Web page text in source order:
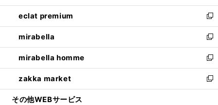
開
く
ウ
で
開
く
ン
ド
ウ
で
開
く
ウ
ィ
ン
ド
ウ
で
開
く
し
い
ウ
ィ
ン
ド
ウ
で
開
eclat premium
新
し
い
ウ
ィ
ン
ド
ウ
mirabella
新
し
い
ウ
ィ
ン
mirabella homme
新
し
い
ウ
zakka market
新
し
その他WEBサービス